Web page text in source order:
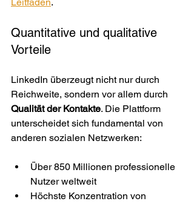
Quantitative und qualitative
Vorteile
LinkedIn überzeugt nicht nur durch
Reichweite, sondern vor allem durch
Qualität der Kontakte. Die Plattform
unterscheidet sich fundamental von
anderen sozialen Netzwerken:
Über 850 Millionen professionelle
Nutzer weltweit
Höchste Konzentration von